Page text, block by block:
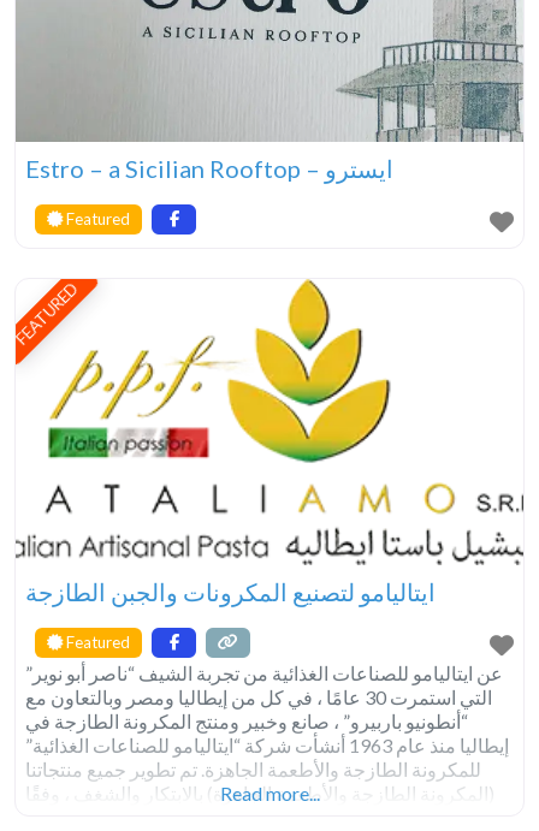
Estro – a Sicilian Rooftop – ايسترو
Featured
FEATURED
ايتاليامو لتصنيع المكرونات والجبن الطازجة
Featured
عن ايتاليامو للصناعات الغذائية من تجربة الشيف “ناصر أبو نوير”
التي استمرت 30 عامًا ، في كل من إيطاليا ومصر وبالتعاون مع
“أنطونيو باربيرو” ، صانع وخبير ومنتج المكرونة الطازجة في
إيطاليا منذ عام 1963 أنشأت شركة “ايتاليامو للصناعات الغذائية”
للمكرونة الطازجة والأطعمة الجاهزة. تم تطوير جميع منتجاتنا
(المكرونة الطازجة والأطعمة الجاهزة) بالابتكار والشغف ، وفقًا
Read more...